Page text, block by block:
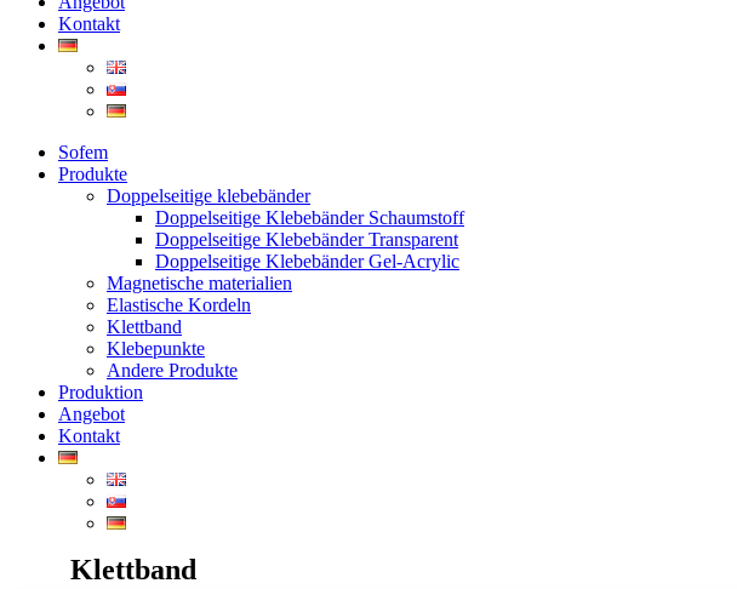
Kontakt
Sofem
Produkte
Doppelseitige klebebänder
Doppelseitige Klebebänder Schaumstoff
Doppelseitige Klebebänder Transparent
Doppelseitige Klebebänder Gel-Acrylic
Magnetische materialien
Elastische Kordeln
Klettband
Klebepunkte
Andere Produkte
Produktion
Angebot
Kontakt
Klettband